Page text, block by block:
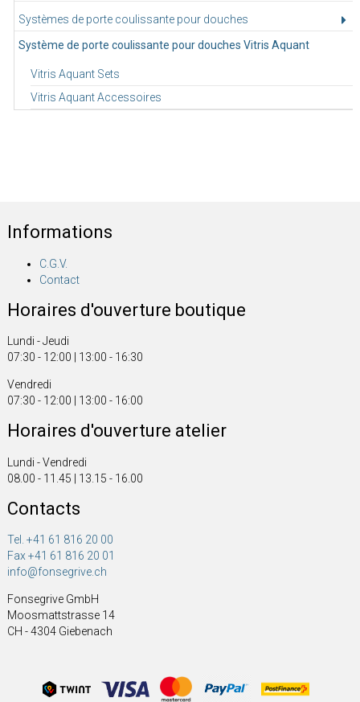
Systèmes de porte coulissante pour douches
Système de porte coulissante pour douches Vitris Aquant
Vitris Aquant Sets
Vitris Aquant Accessoires
Informations
C.G.V.
Contact
Horaires d'ouverture boutique
Lundi - Jeudi
07:30 - 12:00 | 13:00 - 16:30
Vendredi
07:30 - 12:00 | 13:00 - 16:00
Horaires d'ouverture atelier
Lundi - Vendredi
08.00 - 11.45 | 13.15 - 16.00
Contacts
Tel. +41 61 816 20 00
Fax +41 61 816 20 01
info@fonsegrive.ch
Fonsegrive GmbH
Moosmattstrasse 14
CH - 4304 Giebenach